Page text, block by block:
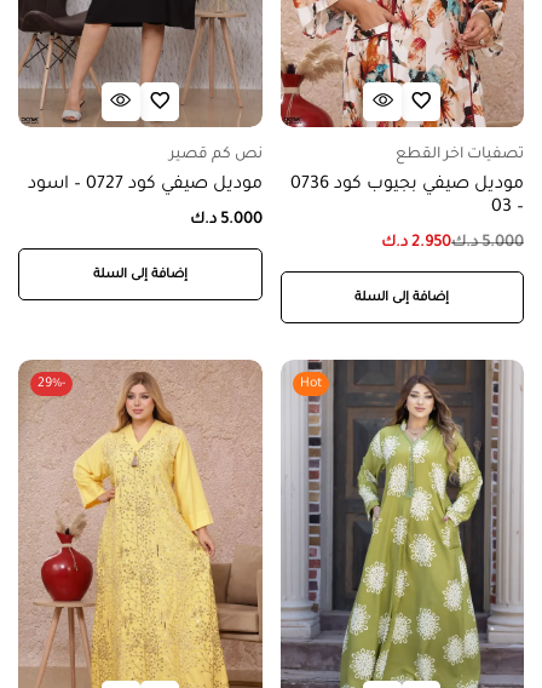
تصفيات اخر القطع
موديل صيفي بجيوب كود 0736
– 03
5.000 د.ك2.950 د.ك
إضافة إلى السلة
نص كم قصير
موديل صيفي كود 0727 – اسود
5.000 د.ك
إضافة إلى السلة
Hot
-29%